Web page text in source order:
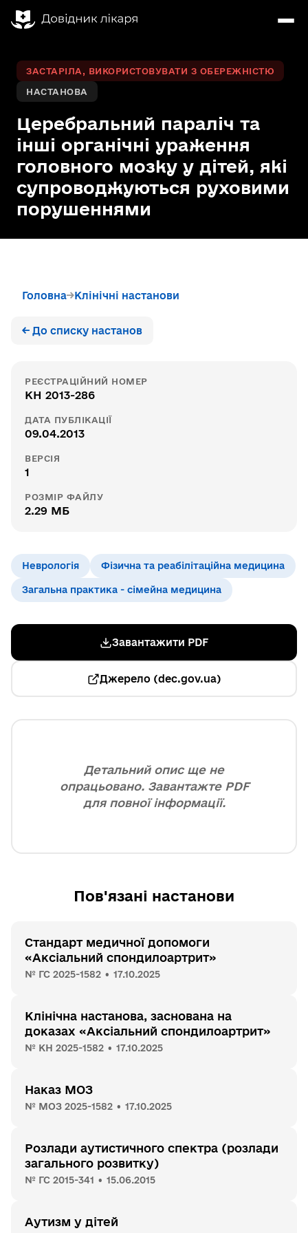
ЗАСТАРІЛА, ВИКОРИСТОВУВАТИ З ОБЕРЕЖНІСТЮ
НАСТАНОВА
Церебральний параліч та
інші органічні ураження
головного мозку у дітей, які
супроводжуються руховими
порушеннями
Головна Клінічні настанови
← До списку настанов
РЕЄСТРАЦІЙНИЙ НОМЕР
КН 2013-286
ДАТА ПУБЛІКАЦІЇ
09.04.2013
ВЕРСІЯ
1
РОЗМІР ФАЙЛУ
2.29 МБ
Неврологія Фізична та реабілітаційна медицина
Загальна практика - сімейна медицина
Завантажити PDF
Джерело (dec.gov.ua)
Детальний опис ще не
опрацьовано. Завантажте PDF
для повної інформації.
Пов'язані настанови
Стандарт медичної допомоги
«Аксіальний спондилоартрит»
№ ГС 2025-1582 • 17.10.2025
Клінічна настанова, заснована на
доказах «Аксіальний спондилоартрит»
№ КН 2025-1582 • 17.10.2025
Наказ МОЗ
№ МОЗ 2025-1582 • 17.10.2025
Розлади аутистичного спектра (розлади
загального розвитку)
№ ГС 2015-341 • 15.06.2015
Аутизм у дітей